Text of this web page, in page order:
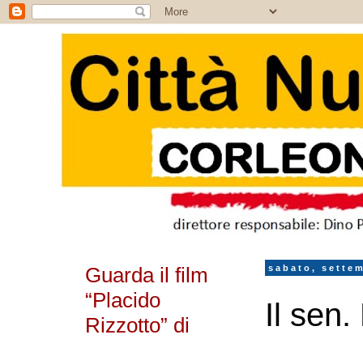
sabato,
Il sen.
Guarda il film
“Placido
Rizzotto” di